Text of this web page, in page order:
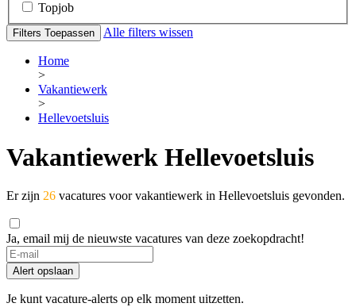
Topjob
Filters Toepassen Alle filters wissen
Home
>
Vakantiewerk
>
Hellevoetsluis
Vakantiewerk Hellevoetsluis
Er zijn 26 vacatures voor vakantiewerk in Hellevoetsluis gevonden.
Ja, email mij de nieuwste vacatures van deze zoekopdracht!
Alert opslaan
Je kunt vacature-alerts op elk moment uitzetten.